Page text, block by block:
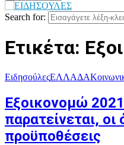
Search for:
Ετικέτα:
ΕιδησούλεςΕΛΛΑΔΑ
Εξοικονομώ
παρατείνεται, οι
προϋποθέσεις